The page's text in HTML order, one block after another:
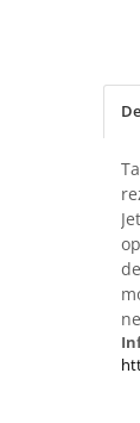
Imprimante 3D
Filament
Laptopuri /
Laptopuri
Laptop-uri 2
Accesorii